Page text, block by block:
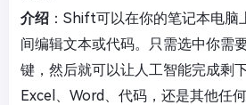
介绍 ：Shift可以在你的笔记本电脑
间编辑文本或代码。只需选中你需
键，然后就可以让人工智能完成剩
Excel、Word、代码，还是其他任